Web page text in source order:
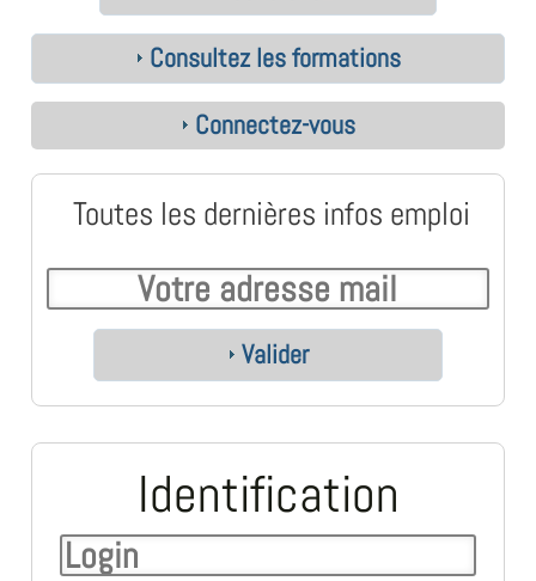
Consultez les formations
Connectez-vous
Toutes les dernières infos emploi
Valider
Identification